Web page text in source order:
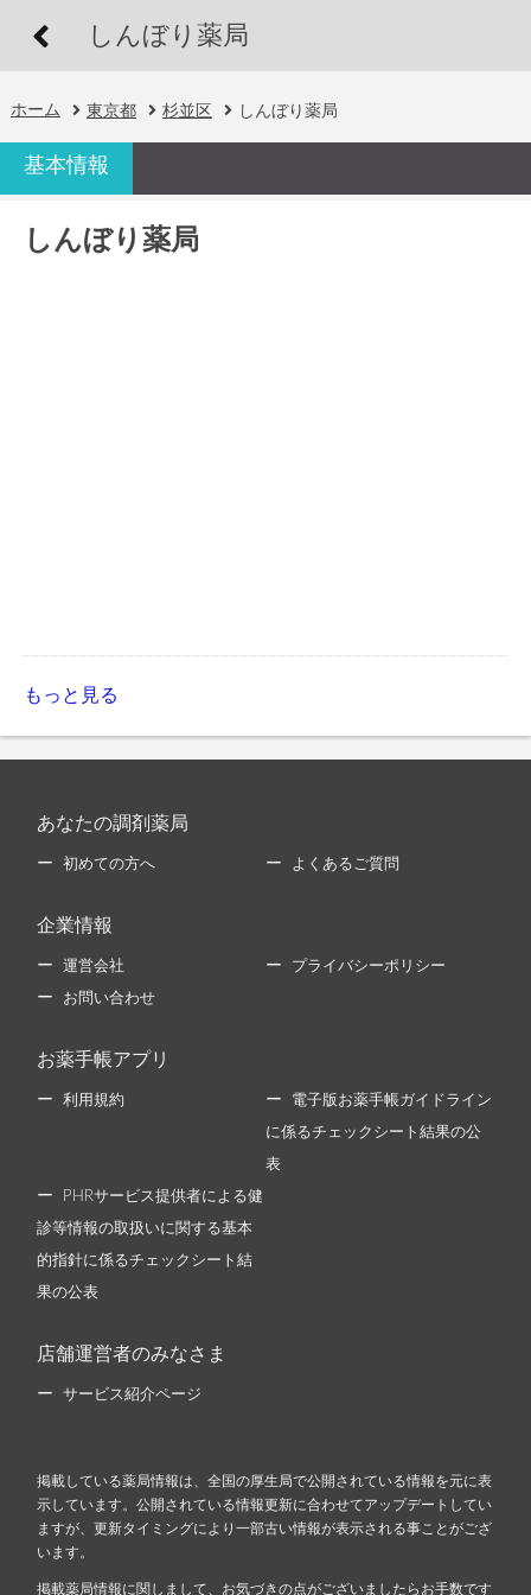
しんぼり薬局
ホーム 東京都 杉並区 しんぼり薬局
基本情報
しんぼり薬局
もっと見る
あなたの調剤薬局
初めての方へ よくあるご質問
企業情報
運営会社 プライバシーポリシー
お問い合わせ
お薬手帳アプリ
利用規約 電子版お薬手帳ガイドライン
に係るチェックシート結果の公
表
PHRサービス提供者による健
診等情報の取扱いに関する基本
的指針に係るチェックシート結
果の公表
店舗運営者のみなさま
サービス紹介ページ
掲載している薬局情報は、全国の厚生局で公開されている情報を元に表
示しています。公開されている情報更新に合わせてアップデートしてい
ますが、更新タイミングにより一部古い情報が表示される事ことがござ
います。
掲載薬局情報に関しまして、お気づきの点がございましたらお手数です